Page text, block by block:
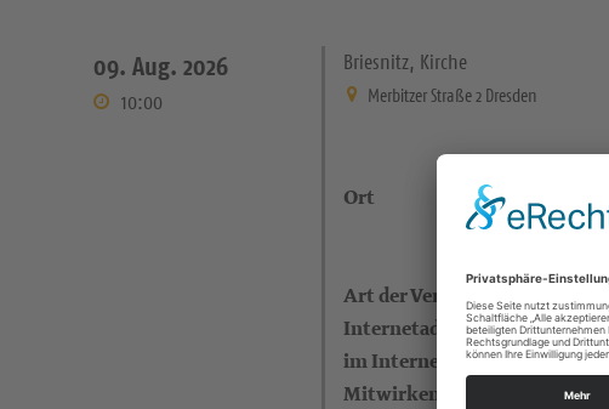
09. Aug. 2026
10:00
Briesnitz, Kirche
Merbitzer Straße 2 Dresden
Ort
Art der Veranstaltung
Internetadresse (eigene Infos
im Internet)
Mitwirkende